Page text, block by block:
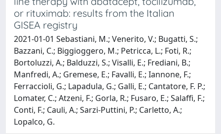
or rituximab: results from the Italian
GISEA registry
2021-01-01 Sebastiani, M.; Venerito, V.; Bugatti, S.;
Bazzani, C.; Biggioggero, M.; Petricca, L.; Foti, R.;
Bortoluzzi, A.; Balduzzi, S.; Visalli, E.; Frediani, B.;
Manfredi, A.; Gremese, E.; Favalli, E.; Iannone, F.;
Ferraccioli, G.; Lapadula, G.; Galli, E.; Cantatore, F. P.;
Lomater, C.; Atzeni, F.; Gorla, R.; Fusaro, E.; Salaffi, F.;
Conti, F.; Cauli, A.; Sarzi-Puttini, P.; Carletto, A.;
Lopalco, G.